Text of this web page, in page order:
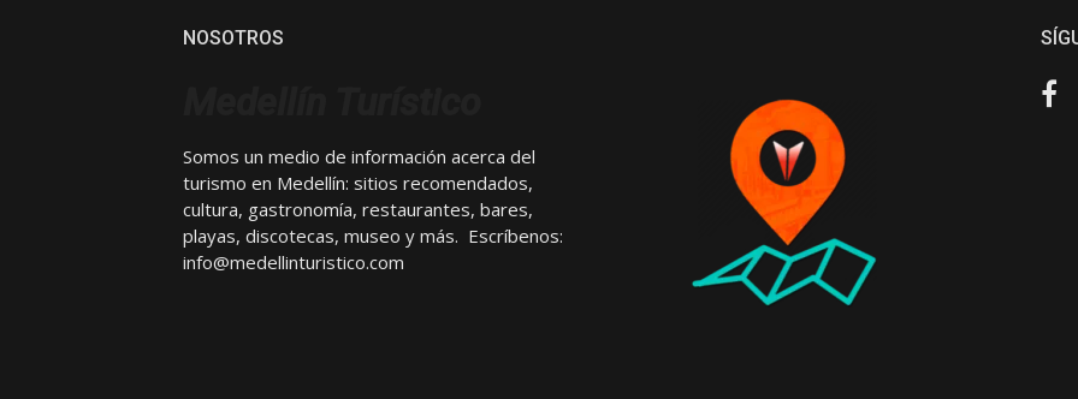
NOSOTROS
Somos un medio de información acerca del
turismo en Medellín: sitios recomendados,
cultura, gastronomía, restaurantes, bares,
playas, discotecas, museo y más. Escríbenos:
info@medellinturistico.com